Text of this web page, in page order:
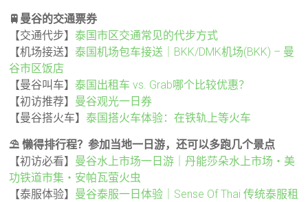
🚆曼谷的交通票券
【交通代步】泰国市区交通常见的代步方式
【机场接送】泰国机场包车接送｜BKK/DMK机场(BKK) – 曼
谷市区饭店
【曼谷叫车】泰国出租车 vs. Grab哪个比较优惠？
【初访推荐】 曼谷观光一日券
【曼谷搭火车】泰国搭火车体验：在铁轨上等火车
⛱️ 懒得排行程？参加当地一日游，还可以多跑几个景点
【初访必看】 曼谷水上市场一日游｜丹能莎朵水上市场・美
功铁道市集・安帕瓦萤火虫
【泰服体验】 曼谷泰服一日体验｜Sense Of Thai 传统泰服租